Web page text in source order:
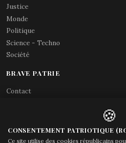
Justice
Monde
Politique
Science - Techno
Société
BRAVE PATRIE
Contact
Acces gouvernement
🍪
CONSENTEMENT PATRIOTIQUE
Ce site utilise des cookies républicains